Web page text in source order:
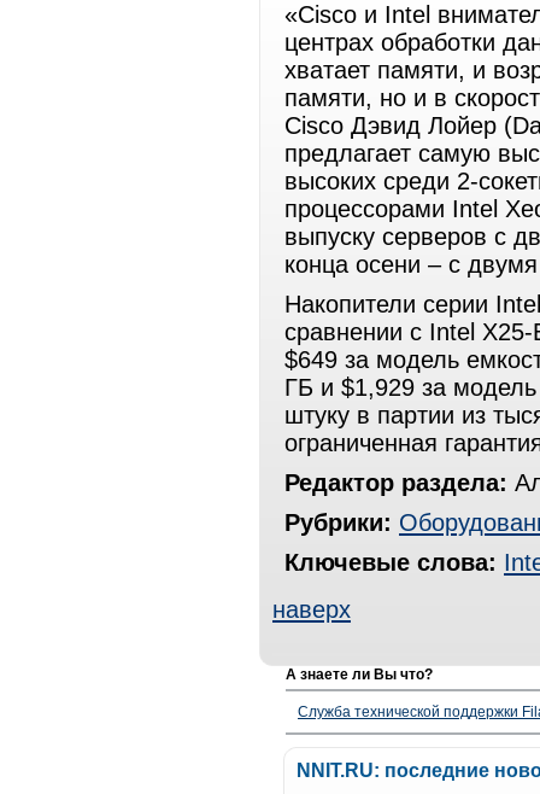
«Cisco и Intel
центрах обработки
хватает памяти, и
памяти, но и в
Cisco Дэвид Лойер
предлагает самую
высоких среди 2-
процессорами Intel
выпуску серверов с
конца осени – с
Накопители серии
сравнении с Intel X25-
$649 за модель
ГБ и $1,929 за
штуку в партии из
ограниченная
Редактор раздела:
Рубрики:
Ключевые слова:
наверх
А знаете ли Вы что?
Служба технической поддержки
NNIT.RU: последние